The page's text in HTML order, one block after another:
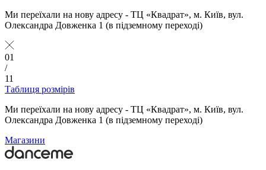
Ми переїхали на нову адресу - ТЦ «Квадрат», м. Київ, вул.
Олександра Довженка 1 (в підземному переході)
01
/
11
Таблиця розмірів
Ми переїхали на нову адресу - ТЦ «Квадрат», м. Київ, вул.
Олександра Довженка 1 (в підземному переході)
Магазини